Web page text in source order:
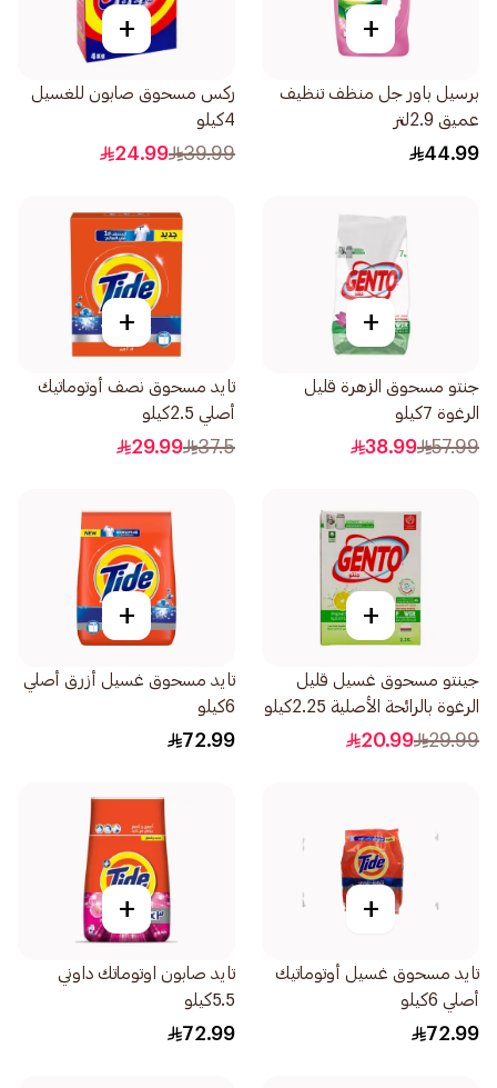
+
برسيل باور جل منظف تنظيف
عميق 2.9لتر
44.99
+
ركس مسحوق صابون للغسيل
4كيلو
39.99
24.99
+
جنتو مسحوق الزهرة قليل
الرغوة 7كيلو
57.99
38.99
+
تايد مسحوق نصف أوتوماتيك
أصلي 2.5كيلو
37.5
29.99
+
جينتو مسحوق غسيل قليل
الرغوة بالرائحة الأصلية 2.25كيلو
29.99
20.99
+
تايد مسحوق غسيل أزرق أصلي
6كيلو
72.99
+
تايد مسحوق غسيل أوتوماتيك
أصلي 6كيلو
72.99
+
تايد صابون اوتوماتك داوني
5.5كيلو
72.99